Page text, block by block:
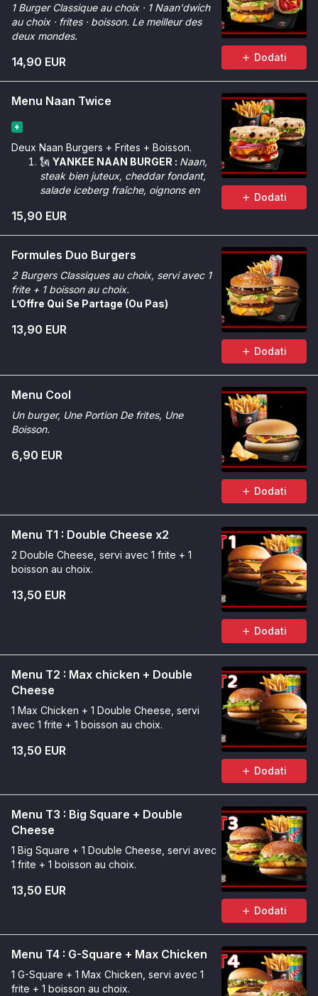
1 Burger Classique au choix · 1 Naan'dwich
au choix · frites · boisson. Le meilleur des
deux mondes.
14,90 EUR Dodati
Menu Naan Twice
Deux Naan Burgers + Frites + Boisson.
🗽 YANKEE NAAN BURGER : Naan,
steak bien juteux, cheddar fondant,
salade iceberg fraîche, oignons en
🌶️CRUNCHY NAAN BURGER :
poulet Tinger bien croustillant,
croquante, oignons rouges, rondelles
de tomate, sauce Chicken Max &
sauce Tinger.
15,90 EUR
Dodati
Formules Duo Burgers
2 Burgers Classiques au choix, servi avec 1
frite + 1 boisson au choix.
L’Offre Qui Se Partage (Ou Pas)
13,90 EUR
Dodati
Menu Cool
Un burger, Une Portion De frites, Une
Boisson.
6,90 EUR
Dodati
Menu T1 : Double Cheese x2
2 Double Cheese, servi avec 1 frite + 1
boisson au choix.
13,50 EUR
Dodati
Menu T2 : Max chicken + Double
Cheese
1 Max Chicken + 1 Double Cheese, servi
avec 1 frite + 1 boisson au choix.
13,50 EUR
Dodati
Menu T3 : Big Square + Double
Cheese
1 Big Square + 1 Double Cheese, servi avec
1 frite + 1 boisson au choix.
13,50 EUR
Dodati
Menu T4 : G-Square + Max Chicken
1 G-Square + 1 Max Chicken, servi avec 1
frite + 1 boisson au choix.